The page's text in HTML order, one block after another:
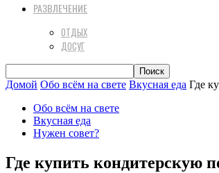
РАЗВЛЕЧЕНИЕ
ОТДЫХ
ДОСУГ
Домой Обо всём на свете Вкусная еда Где
Обо всём на свете
Вкусная еда
Нужен совет?
Где купить кондитерскую